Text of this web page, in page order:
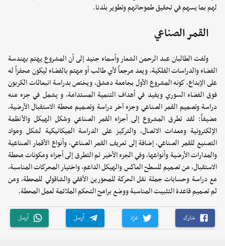
لهم بما يسهم في تحقيق طموحاتهم وتطوير بلدنا.
القمر الصناعي
ولفت الطالبان عبد الرحمن الشعار وأسماء جنيد إلى أن المشروع يهتم بهندسة
الفضاء والدراسات الفلكية، ويعد مرجعاً لأي طالب أو مهتم بالفضاء ليكون محفزاً له
على الإبداع، كونه المشروع الأول بجامعة دمشق، ويختص بدراسة انبعاثات الكربون
فوق الفضاء السوري ويفيد في أهداف التنمية المستدامة، و يشمل في جزء منه
دراسة وتصميم القمر الصناعي وجزء آخر دراسة وتصميم محطة الاستقبال الأرضية،
مضيفاً: لقد تطرق المشروع إلى أجزاء القمر الصناعي وشكل الهيكل والأنظمة
الإلكترونية ومعدات الاتصال، والتركيز على الدراسة الميكانيكية لشكل ومواد
التصنيع للقمر الصناعي، إضافة إلى تعريف القمر الصناعي، وأنواع الأقمار الصناعية
والمدارات الأرضية وأنواعها، وفي الجزء الأخير تم التطرق إلى أجزاء ومكونات محطة
الاستقبال، من تصميم للسطح العاكس والهيكل الداعم، واختيار المحركات المناسبة،
مع دراسة وحسابات جملة نقل الحركة للمحورين الأفقي والشاقولي للمحطة، ومن
ثم تصميم قاعدة التثبيت المناسبة ووضع برامج التحكم الملائمة لعمل المحطة.
شارك غرّد أرسل أرسل